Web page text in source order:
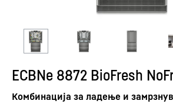
ECBNe 8872 BioFresh
Комбинација за ладење и